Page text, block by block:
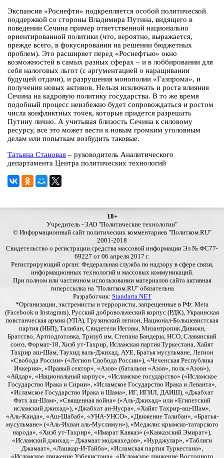
Экспансия «Роснефти» подкрепляется особой политической
поддержкой со стороны Владимира Путина, видящего в
поведении Сечина пример ответственной национально
ориентированной политики (что, вероятно, выражается,
прежде всего, в фокусировании на решении бюджетных
проблем). Это расширяет перед «Роснефтью» окно
возможностей в самых разных сферах – и в лоббировании для
себя налоговых льгот (с аргументацией о наращивании
будущей отдачи), и разрушения монополии «Газпрома», и
получения новых активов. Нельзя исключать и роста влияния
Сечина на кадровую политику государства. В то же время
подобный процесс неизбежно будет сопровождаться и ростом
числа конфликтных точек, которые придется разрешать
Путину лично. А учитывая близость Сечина к силовому
ресурсу, все это может вести к новым громким уголовным
делам или попыткам возбудить таковые.
Татьяна Становая – руководитель Аналитического
департамента Центра политических технологий
18+
Учредитель - ЗАО "Политические технологии"
© Информационный сайт политических комментариев "Политком.RU"
2001-2018
Свидетельство о регистрации средства массовой информации Эл № ФС77-
69227 от 06 апреля 2017 г.
Регистрирующий орган: Федеральная служба по надзору в сфере связи,
информационных технологий и массовых коммуникаций.
При полном или частичном использовании материалов сайта активная
гиперссылка на "Политком.RU" обязательна
Разработчик: Standarta.NET
*Организации, экстремисты и террористы, запрещенные в РФ: Meta
(Facebook и Instagram), Русский добровольческий корпус (РДК), Украинская
повстанческая армия (УПА), Грузинский легион, Национал-Большевистская
партия (НБП), Талибан, Свидетели Иеговы, Мизантропик Дивижн,
Братство, Артподготовка, Тризуб им. Степана Бандеры, НСО, Славянский
союз, Формат-18, Хизб ут-Тахрир, Исламская партия Туркестана, Хайят
Тахрир аш-Шам, Таухид валь-Джихад, АУЕ, Братья мусульмане, Легион
«Свобода России» («Легион Свобода России»), «Чеченская Республика
Ичкерия», «Правый сектор», «Азов» (батальон «Азов», полк «Азов»),
«Айдар», «Национальный корпус», «Исламское государство» («Исламское
Государство Ирака и Сирии», «Исламское Государство Ирака и Леванта»,
«Исламское Государство Ирака и Шама», ИГ, ИГИЛ, ДАИШ), «Джабхат
Фатх аш-Шам», «Священная война» («Аль-Джихад» или «Египетский
исламский джихад»), «Джабхат ан-Нусра», «Хайят Тахрир-аш-Шам»,
«Аль-Каида», «Аш-Шабаб», «УНА-УНСО», «Движение Талибан», «Братья-
мусульмане» («Аль-Ихван аль-Муслимун»), «Меджлис крымско-татарского
народа», «Хизб ут-Тахрир», «Имарат Кавказ» («Кавказский Эмират»),
«Исламский джихад – Джамаат моджахедов», «Нурджулар», «Таблиги
Джамаат», «Лашкар-И-Тайба», «Исламская партия Туркестана»,
«Исламское движение Узбекистана», «Исламское движение Восточного